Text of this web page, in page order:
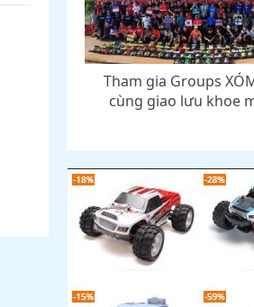
Tham gia Groups
cùng giao lưu khoe